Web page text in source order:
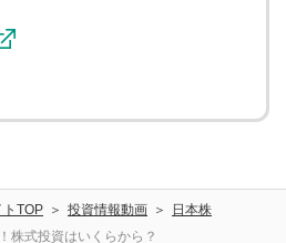
トTOP 投資情報動画
日本株
株式投資はいくらから？